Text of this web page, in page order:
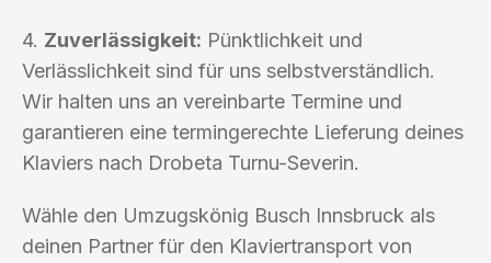
4. Zuverlässigkeit: Pünktlichkeit und
Verlässlichkeit sind für uns selbstverständlich.
Wir halten uns an vereinbarte Termine und
garantieren eine termingerechte Lieferung deines
Klaviers nach Drobeta Turnu-Severin.
Wähle den Umzugskönig Busch Innsbruck als
deinen Partner für den Klaviertransport von